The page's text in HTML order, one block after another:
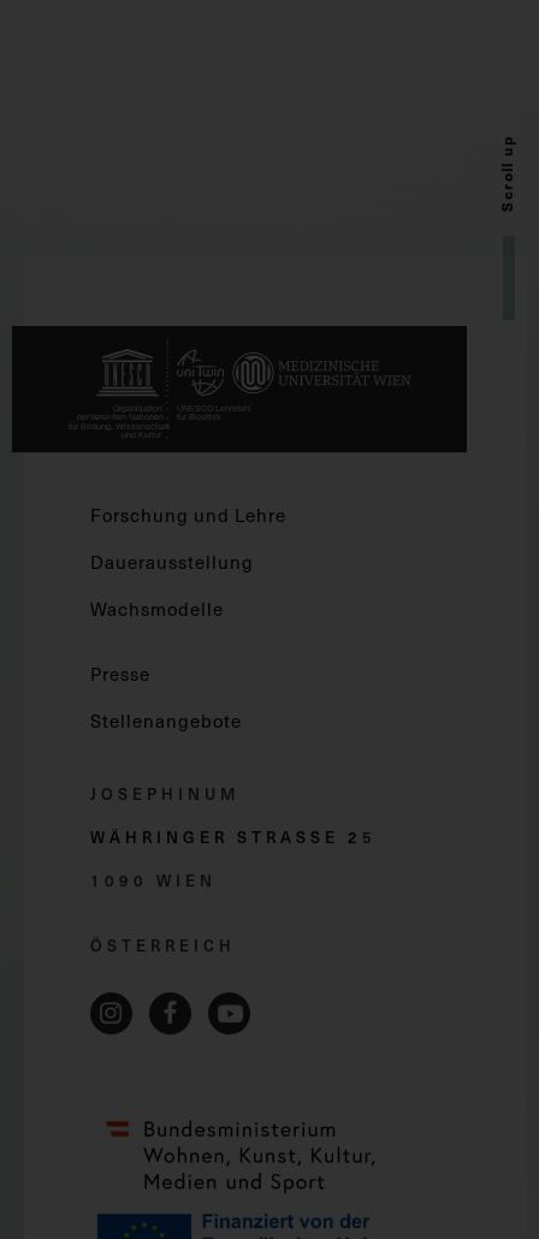
Scroll up
Forschung und Lehre
Dauerausstellung
Wachsmodelle
Presse
Stellenangebote
JOSEPHINUM
WÄHRINGER STRASSE 2 5
1090 WIEN
ÖSTERREICH